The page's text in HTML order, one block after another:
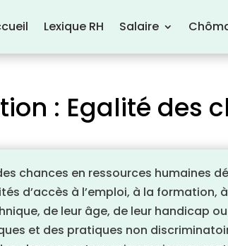
Lexique RH Salaire
: Egalité des
chances en ressources humaines
d’accès à l’emploi, à la
de leur âge, de leur handicap
et des pratiques non